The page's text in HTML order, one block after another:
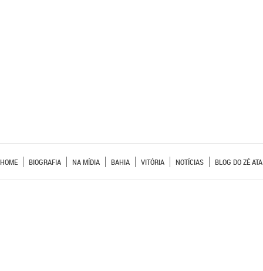
HOME BIOGRAFIA NA MÍDIA BAHIA VITÓRIA NOTÍCIAS BLOG DO ZÉ